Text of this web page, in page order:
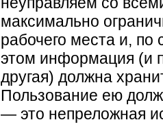
максимально
рабочего места и, по
этом информация (и
другая) должна
Пользование ею
— это непреложная